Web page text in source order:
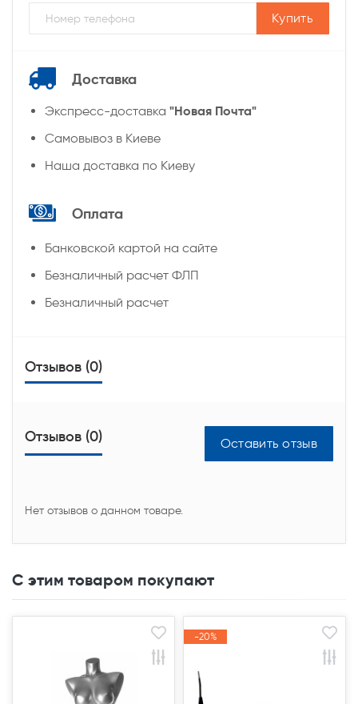
Купить
Доставка
Экспресс-доставка "Новая Почта"
Самовывоз в Киеве
Наша доставка по Киеву
Оплата
Банковской картой на сайте
Безналичный расчет ФЛП
Безналичный расчет
Отзывов (0)
Отзывов (0) Оставить отзыв
Нет отзывов о данном товаре.
С этим товаром покупают
-20%
-20%